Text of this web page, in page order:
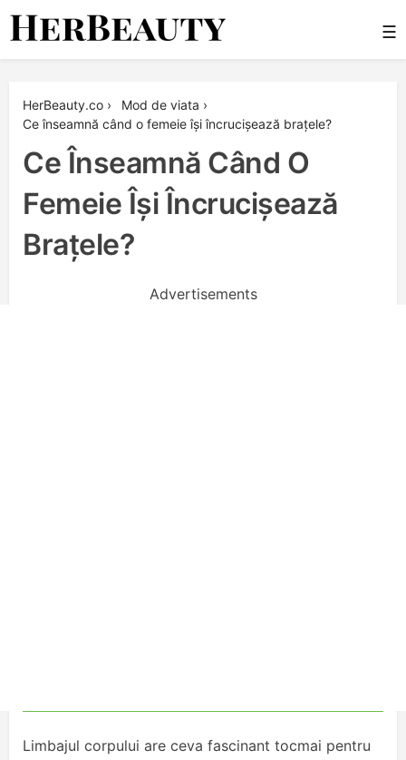
Skip
☰
HerBeauty.co › Mod de viata ›
Ce înseamnă când o femeie își încrucișează brațele?
Ce Înseamnă Când O
Femeie Își Încrucișează
Brațele?
Advertisements
Limbajul corpului are ceva fascinant tocmai pentru